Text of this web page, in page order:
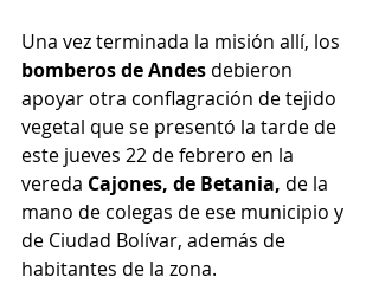
Una vez terminada la misión allí, los
bomberos de Andes debieron
apoyar otra conflagración de tejido
vegetal que se presentó la tarde de
este jueves 22 de febrero en la
vereda Cajones, de Betania, de la
mano de colegas de ese municipio y
de Ciudad Bolívar, además de
habitantes de la zona.